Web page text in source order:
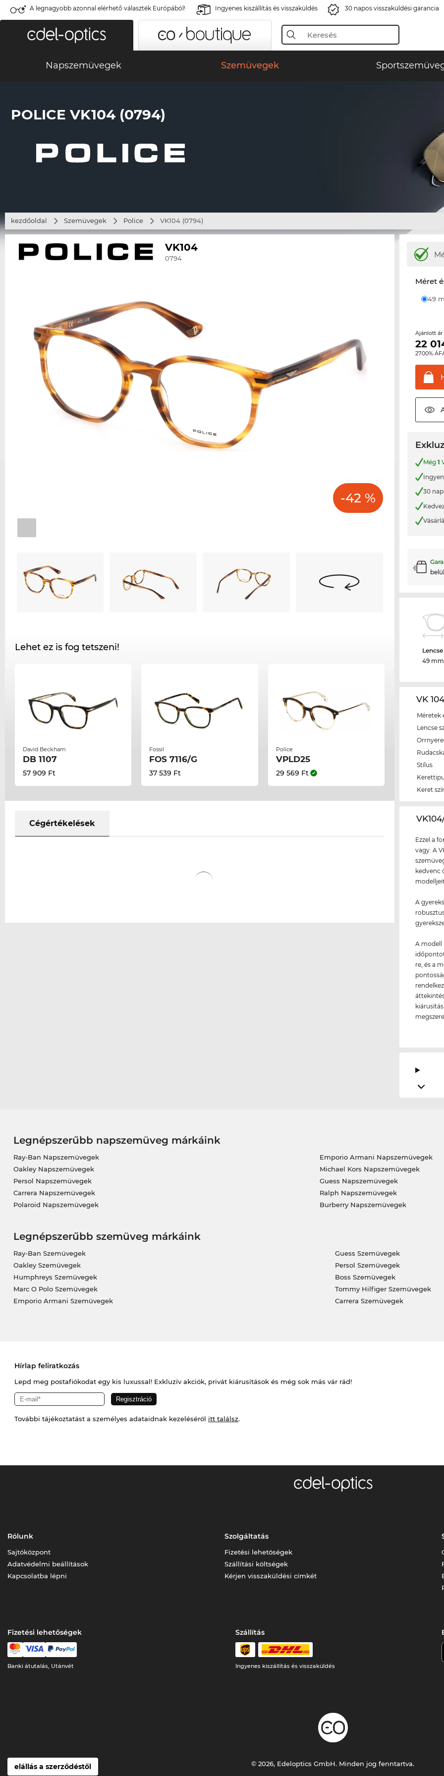
A legnagyobb azonnal elérhető választék Európából! Ingyenes kiszállítás és visszaküldés 30 napos visszaküldési garancia
Napszemüvegek Szemüvegek
POLICE VK104 (0794)
kezdőoldal Szemüvegek Police VK104 (0794)
VK104
0794
-42 %
Lehet ez is fog tetszeni!
David Beckham
DB 1107
57 909 Ft
Fossil
FOS 7116/G
37 539 Ft
Police
VPLD25
29 569 Ft
Cégértékelések
Méret
49
Ajánlott ár
22
27.00%
Még1
30
49 mm
VK
Méretek
Lencse
Stílus
Keret
Ezzel a
vagy. A
kedvenc
A
A modell
re, és a
Legnépszerűbb napszemüveg márkáink
Ray-Ban Napszemüvegek
Oakley Napszemüvegek
Persol Napszemüvegek
Carrera Napszemüvegek
Polaroid Napszemüvegek
Emporio Armani Napszemüvegek
Michael Kors Napszemüvegek
Guess Napszemüvegek
Ralph Napszemüvegek
Burberry Napszemüvegek
Legnépszerűbb szemüveg márkáink
Ray-Ban Szemüvegek
Oakley Szemüvegek
Humphreys Szemüvegek
Marc O Polo Szemüvegek
Emporio Armani Szemüvegek
Guess Szemüvegek
Persol Szemüvegek
Boss Szemüvegek
Tommy Hilfiger Szemüvegek
Carrera Szemüvegek
Hírlap feliratkozás
Lepd meg postafiókodat egy kis luxussal! Exkluzív akciók, privát kiárusítások és még sok más vár rád!
További tájékoztatást a személyes adataidnak kezeléséről itt találsz.
Rólunk
Sajtóközpont
Adatvédelmi beállítások
Kapcsolatba lépni
Szolgáltatás
Fizetési lehetőségek
Szállítási költségek
Kérjen visszaküldési címkét
Fizetési lehetőségek
Banki átutalás, Utánvét
Szállítás
Ingyenes kiszállítás és visszaküldés
elállás a szerződéstől © 2026, Edeloptics GmbH. Minden jog fenntartva.